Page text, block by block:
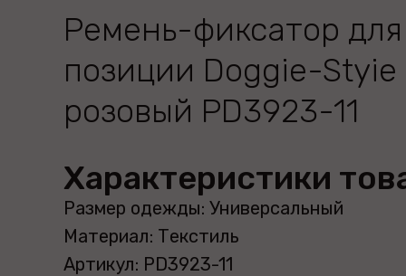
Ремень-фиксатор для
позиции Doggie-Styie
розовый PD3923-11
Характеристики
Размер одежды: Универсальный
Материал: Текстиль
Артикул: PD3923-11